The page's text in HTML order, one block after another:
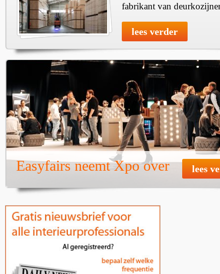
fabrikant van
lees verder
Easyfairs neemt Xpo over lees